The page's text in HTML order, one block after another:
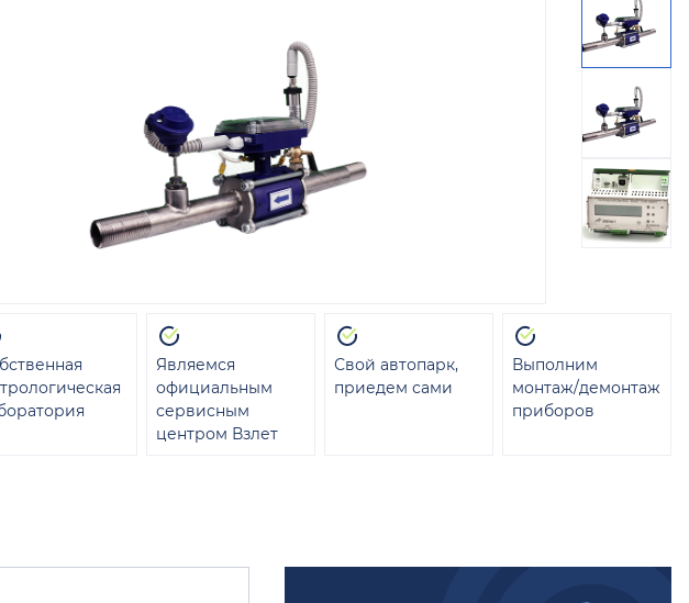
Являемся
официальным
сервисным
центром Взлет
Свой автопарк,
приедем сами
Выполним
монтаж/демонтаж
приборов